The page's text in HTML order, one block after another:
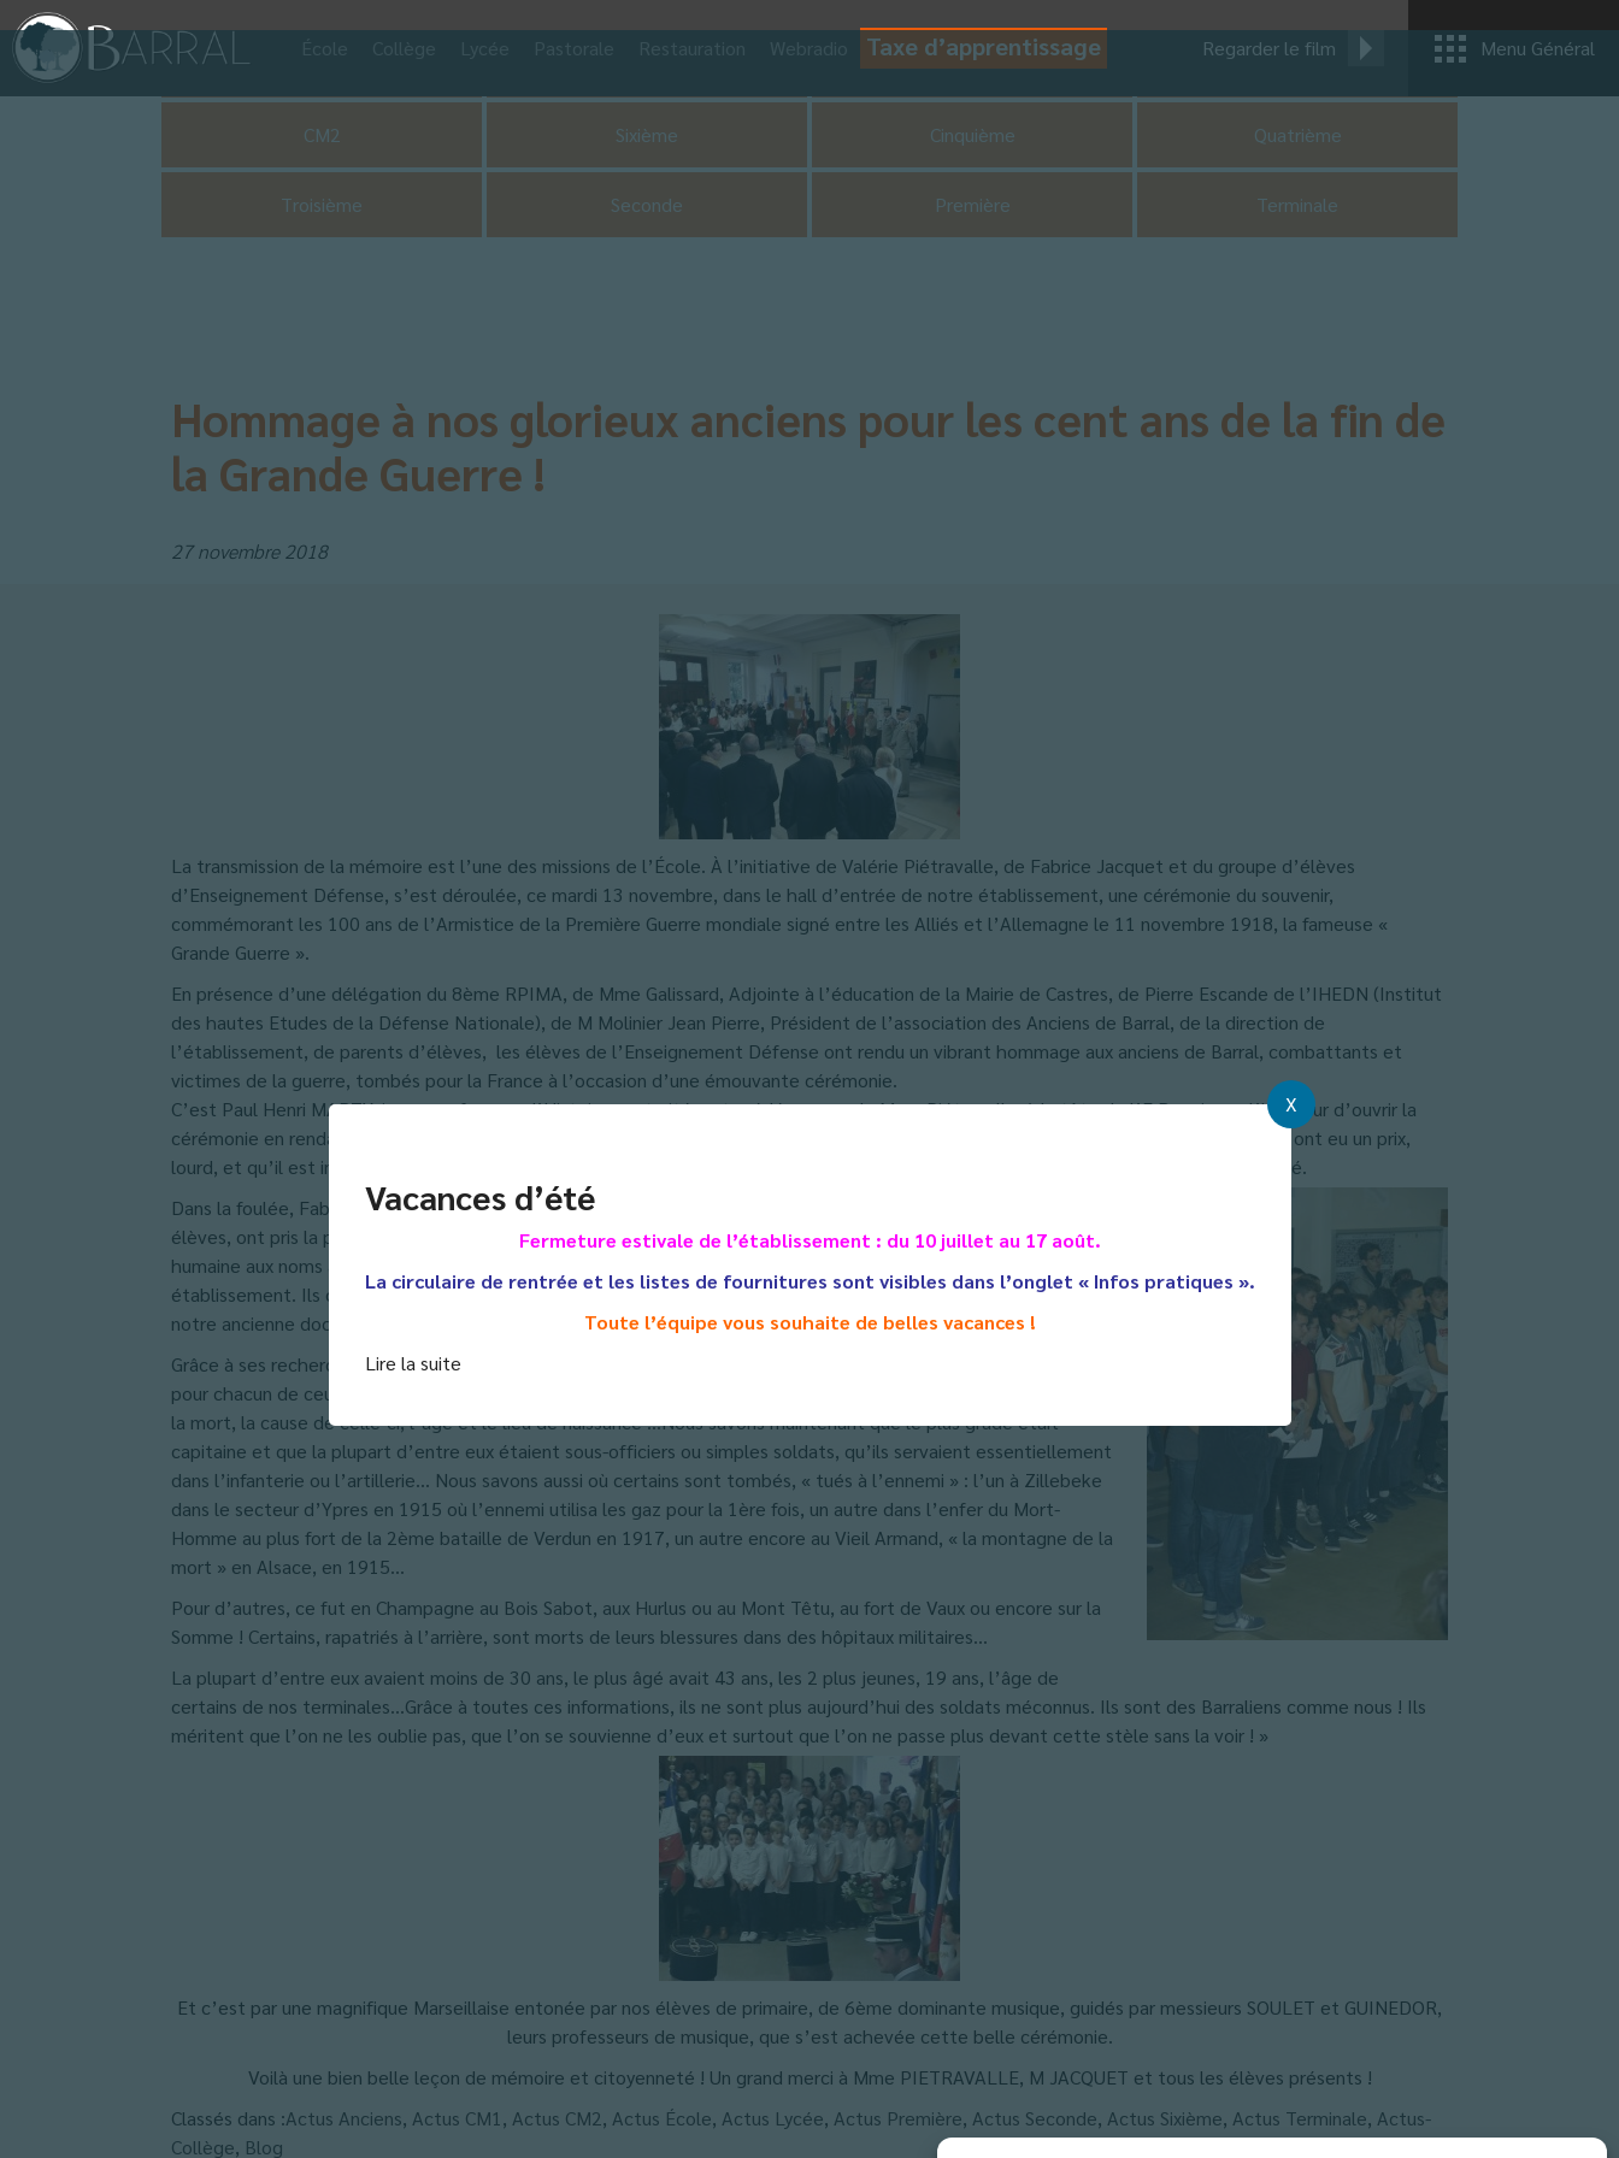
Vacances d’été
Fermeture estivale de l’établissement : du 10 juillet au 17 août.
La circulaire de rentrée et les listes de fournitures sont visibles dans l’onglet « Infos pratiques ».
Toute l’équipe vous souhaite de belles vacances !
Lire la suite
X
Taxe d’apprentissage Regarder le film Menu Général
UNSS
CM2 Sixième Cinquième Quatrième
Troisième Seconde Première Terminale
Hommage à nos glorieux anciens pour les cent ans de la fin de
la Grande Guerre !
27 novembre 2018
La transmission de la mémoire est l’une des missions de l’École. À l’initiative de Valérie Piétravalle, de Fabrice Jacquet et du groupe d’élèves
d’Enseignement Défense, s’est déroulée, ce mardi 13 novembre, dans le hall d’entrée de notre établissement, une cérémonie du souvenir,
commémorant les 100 ans de l’Armistice de la Première Guerre mondiale signé entre les Alliés et l’Allemagne le 11 novembre 1918, la fameuse «
Grande Guerre ».
En présence d’une délégation du 8ème RPIMA, de Mme Galissard, Adjointe à l’éducation de la Mairie de Castres, de Pierre Escande de l’IHEDN (Institut
des hautes Etudes de la Défense Nationale), de M Molinier Jean Pierre, Président de l’association des Anciens de Barral, de la direction de
l’établissement, de parents d’élèves, les élèves de l’Enseignement Défense ont rendu un vibrant hommage aux anciens de Barral, combattants et
victimes de la guerre, tombés pour la France à l’occasion d’une émouvante cérémonie.
C’est Paul Henri MARTY, jeune professeur d’Histoire « retraité » et prédécesseur de Mme Piétravalle, à la tête de l’E.D, qui a eu l’honneur d’ouvrir la
cérémonie en rendant hommage à ces glorieux anciens. Il a su nous rappeler l’atrocité de ce conflit, que la liberté et la paix en Europe ont eu un prix,
lourd, et qu’il est important que les nouvelles générations prennent conscience du bel héritage que nos glorieux anciens nous ont légué.
Dans la foulée, Fabrice Jacquet, éducateur, très impliqué dans l’E.D, ainsi qu’une poignée de représentants
élèves, ont pris la parole pour faire ressortir de l’anonymat, et redonner, l’instant de cette cérémonie, dimension
humaine aux noms apposés froidement sur cette stèle de marbre qui surplombe l’entrée principale de notre
établissement. Ils ont rappelé le fantastique travail de recherche minutieux effectué en 2013 par Mme Bonnet,
notre ancienne documentaliste, associant la classe d’EGPA et approfondi par les générations d’aujourd’hui !
Grâce à ses recherches, nous disposons à présent de données concernant la moitié de nos « Morts Glorieux » :
pour chacun de ceux-ci, nous connaissons le grade, l’arme dans laquelle il servait, le matricule, la date et le lieu de
la mort, la cause de celle-ci, l’âge et le lieu de naissance …Nous savons maintenant que le plus gradé était
capitaine et que la plupart d’entre eux étaient sous-officiers ou simples soldats, qu’ils servaient essentiellement
dans l’infanterie ou l’artillerie… Nous savons aussi où certains sont tombés, « tués à l’ennemi » : l’un à Zillebeke
dans le secteur d’Ypres en 1915 où l’ennemi utilisa les gaz pour la 1ère fois, un autre dans l’enfer du Mort-
Homme au plus fort de la 2ème bataille de Verdun en 1917, un autre encore au Vieil Armand, « la montagne de la
mort » en Alsace, en 1915…
Pour d’autres, ce fut en Champagne au Bois Sabot, aux Hurlus ou au Mont Têtu, au fort de Vaux ou encore sur la
Somme ! Certains, rapatriés à l’arrière, sont morts de leurs blessures dans des hôpitaux militaires…
La plupart d’entre eux avaient moins de 30 ans, le plus âgé avait 43 ans, les 2 plus jeunes, 19 ans, l’âge de
certains de nos terminales…Grâce à toutes ces informations, ils ne sont plus aujourd’hui des soldats méconnus. Ils sont des Barraliens comme nous ! Ils
méritent que l’on ne les oublie pas, que l’on se souvienne d’eux et surtout que l’on ne passe plus devant cette stèle sans la voir ! »
Et c’est par une magnifique Marseillaise entonée par nos élèves de primaire, de 6ème dominante musique, guidés par messieurs SOULET et GUINEDOR,
leurs professeurs de musique, que s’est achevée cette belle cérémonie.
Voilà une bien belle leçon de mémoire et citoyenneté ! Un grand merci à Mme PIETRAVALLE, M JACQUET et tous les élèves présents !
Classés dans :Actus Anciens, Actus CM1 , Actus CM2, Actus École, Actus Lycée, Actus Première, Actus Seconde, Actus Sixième, Actus Terminale, Actus-
Collège, Blog